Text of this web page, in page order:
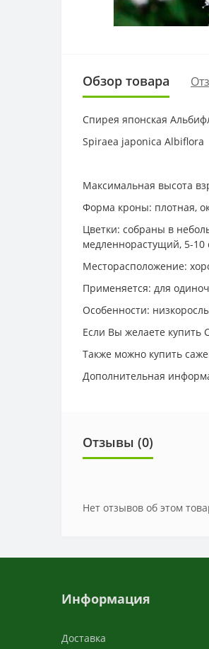
Обзор товара
Спирея японская
Spiraea japonica Albiflora
Максимальная высота
Форма кроны: плотная,
Цветки: собраны в
медленнорастущий, 5-10
Месторасположение:
Применяется: для
Особенности:
Если Вы желаете купить
Также можно купить
Дополнительная
Отзывы (0)
Нет отзывов об этом
Информация
Доставка